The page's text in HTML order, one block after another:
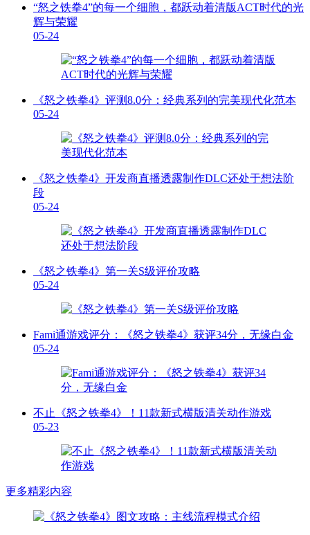
“怒之铁拳4”的每一个细胞，都跃动着清版ACT时代的光
辉与荣耀
05-24
《怒之铁拳4》评测8.0分：经典系列的完美现代化范本
05-24
《怒之铁拳4》开发商直播透露制作DLC还处于想法阶
段
05-24
《怒之铁拳4》第一关S级评价攻略
05-24
Fami通游戏评分：《怒之铁拳4》获评34分，无缘白金
05-24
不止《怒之铁拳4》！11款新式横版清关动作游戏
05-23
更多精彩内容